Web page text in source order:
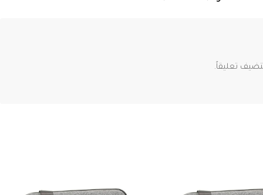
تعليقاً.